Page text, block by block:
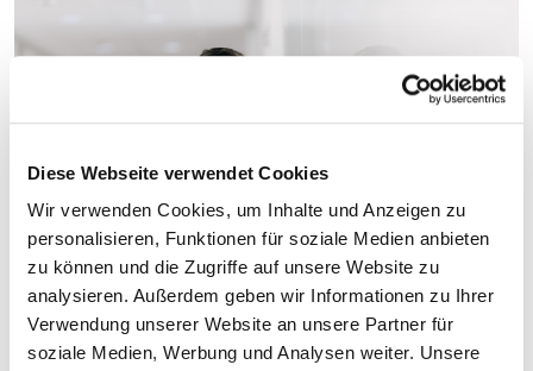
Diese Webseite verwendet Cookies
Wir verwenden Cookies, um Inhalte und Anzeigen zu
personalisieren, Funktionen für soziale Medien anbieten
zu können und die Zugriffe auf unsere Website zu
analysieren. Außerdem geben wir Informationen zu Ihrer
Verwendung unserer Website an unsere Partner für
soziale Medien, Werbung und Analysen weiter. Unsere
Steffen Krauth